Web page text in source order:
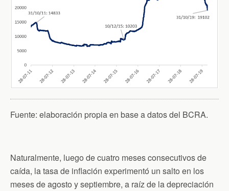
Fuente: elaboración propia en base a datos del BCRA.
Naturalmente, luego de cuatro meses consecutivos de
caída, la tasa de inflación experimentó un salto en los
meses de agosto y septiembre, a raíz de la depreciación